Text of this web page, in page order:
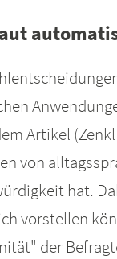
Artikel
von
hat.
vorstellen
der